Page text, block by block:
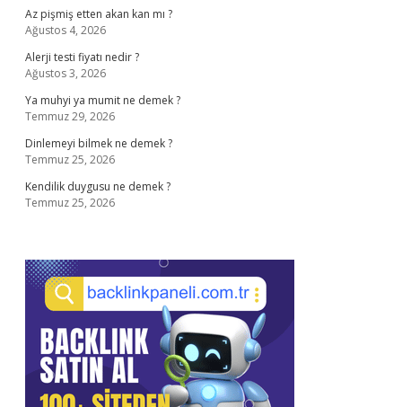
Az pişmiş etten akan kan mı ?
Ağustos 4, 2026
Alerji testi fiyatı nedir ?
Ağustos 3, 2026
Ya muhyi ya mumit ne demek ?
Temmuz 29, 2026
Dinlemeyi bilmek ne demek ?
Temmuz 25, 2026
Kendilik duygusu ne demek ?
Temmuz 25, 2026